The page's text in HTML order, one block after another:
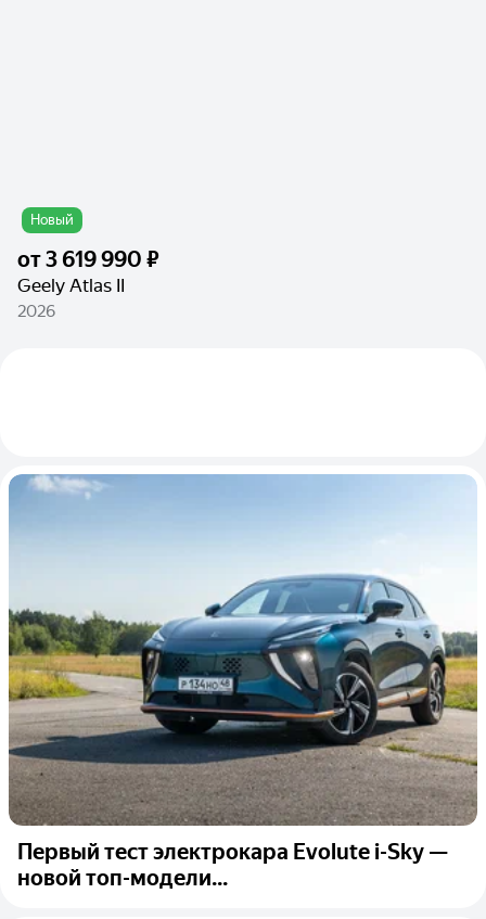
Новый
от3 619 990 ₽
Geely Atlas II
2026
Первый тест электрокара Evolute i-Sky —
новой топ-модели...